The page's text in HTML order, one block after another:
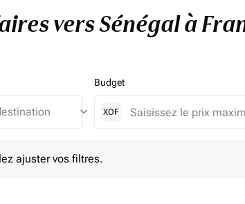
vers Sénégal à
keyboard_arrow_down
Budget
XOF
ajuster vos filtres.